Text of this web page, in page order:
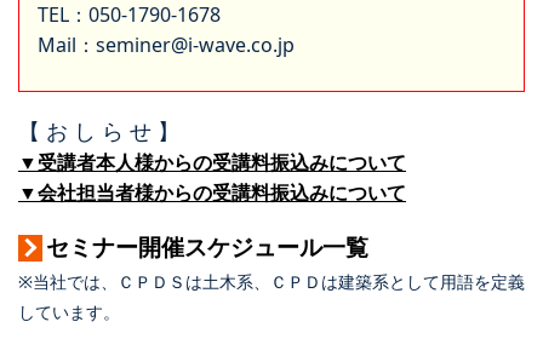
TEL：050-1790-1678
Mail：seminer@i-wave.co.jp
【 お し ら せ 】
▼受講者本人様からの受講料振込みについて
▼会社担当者様からの受講料振込みについて
セミナー開催スケジュール一覧
※当社では、ＣＰＤＳは土木系、ＣＰＤは建築系として用語を定義
しています。